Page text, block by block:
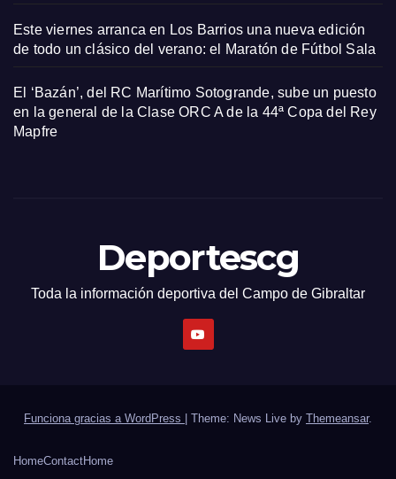
Este viernes arranca en Los Barrios una nueva edición
de todo un clásico del verano: el Maratón de Fútbol Sala
El ‘Bazán’, del RC Marítimo Sotogrande, sube un puesto
en la general de la Clase ORC A de la 44ª Copa del Rey
Mapfre
Deportescg
Toda la información deportiva del Campo de Gibraltar
Funciona gracias a WordPress Theme: News Live by Themeansar.
HomeContactHome